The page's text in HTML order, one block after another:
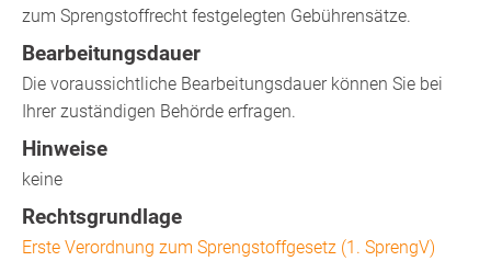
zum Sprengstoffrecht festgelegten Gebührensätze.
Bearbeitungsdauer
Die voraussichtliche Bearbeitungsdauer können Sie bei
Ihrer zuständigen Behörde erfragen.
Hinweise
keine
Rechtsgrundlage
Erste Verordnung zum Sprengstoffgesetz (1. SprengV)